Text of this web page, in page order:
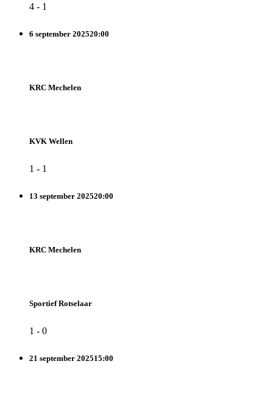
4 - 1
6 september 202520:00
KRC Mechelen
KVK Wellen
1 - 1
13 september 202520:00
KRC Mechelen
Sportief Rotselaar
1 - 0
21 september 202515:00